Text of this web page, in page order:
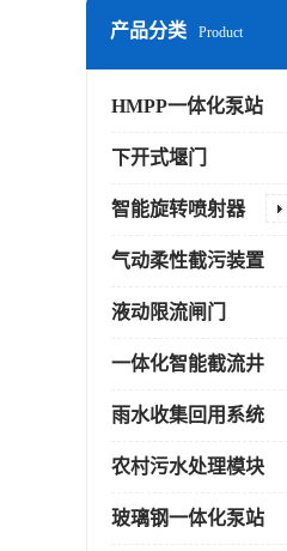
产品分类 Product
HMPP一体化泵站
下开式堰门
智能旋转喷射器
气动柔性截污装置
液动限流闸门
一体化智能截流井
雨水收集回用系统
农村污水处理模块
玻璃钢一体化泵站